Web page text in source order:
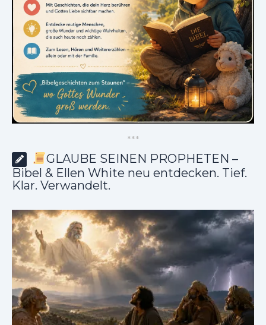
***
GLAUBE SEINEN PROPHETEN –
Bibel & Ellen White neu entdecken. Tief.
Klar. Verwandelt.